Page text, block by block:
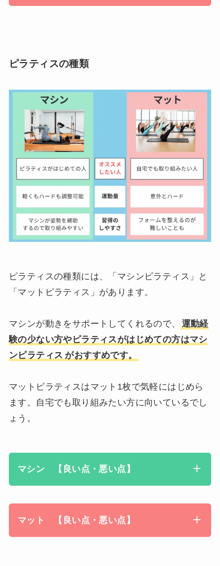
ピラティスの種類
ピラティスの種類には、「マシンピラティス」と
「マットピラティス」があります。
マシンが動きをサポートしてくれるので、
運動経
験の少ない方やピラティスがはじめての方はマシ
ンピラテ ィス がおすすめです。
マットピラティスはマット1枚で気軽にはじめら
ます。自宅でも取り組みたい方に向いているでし
ょう。
マシン 【良い点・悪い点】
マット 【良い点・悪い点】